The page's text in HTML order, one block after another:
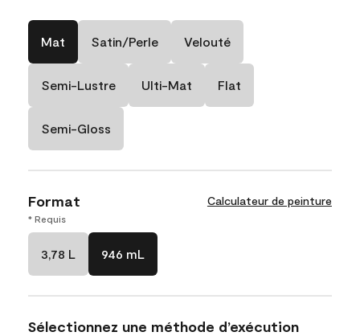
Mat Satin/Perle Velouté
Semi-Lustre Ulti-Mat Flat
Semi-Gloss
Format Calculateur de peinture
* Requis
3,78 L 946 mL
Sélectionnez une méthode d’exécution